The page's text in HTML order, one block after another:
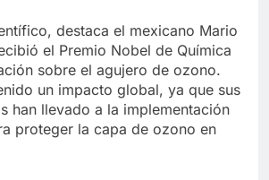
destaca el mexicano Mario
el Premio Nobel de Química
sobre el agujero de ozono.
un impacto global, ya que sus
han llevado a la implementación
proteger la capa de ozono en